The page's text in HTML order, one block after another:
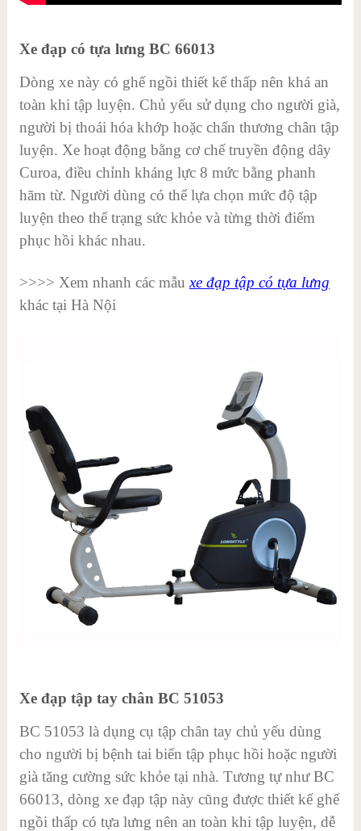
Xe đạp có tựa lưng BC 66013
Dòng xe này có ghế ngồi thiết kế thấp nên khá an
toàn khi tập luyện. Chủ yếu sử dụng cho người già,
người bị thoái hóa khớp hoặc chấn thương chân tập
luyện. Xe hoạt động bằng cơ chế truyền động dây
Curoa, điều chỉnh kháng lực 8 mức bằng phanh
hãm từ. Người dùng có thể lựa chọn mức độ tập
luyện theo thể trạng sức khỏe và từng thời điểm
phục hồi khác nhau.
>>>> Xem nhanh các mẫuxe đạp tập có tựa lưng
khác tại Hà Nội
Xe đạp tập tay chân BC 51053
BC 51053 là dụng cụ tập chân tay chủ yếu dùng
cho người bị bệnh tai biến tập phục hồi hoặc người
già tăng cường sức khỏe tại nhà. Tương tự như BC
66013, dòng xe đạp tập này cũng được thiết kế ghế
ngồi thấp có tựa lưng nên an toàn khi tập luyện, dễ